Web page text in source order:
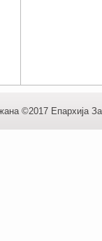
©2017 Епархија